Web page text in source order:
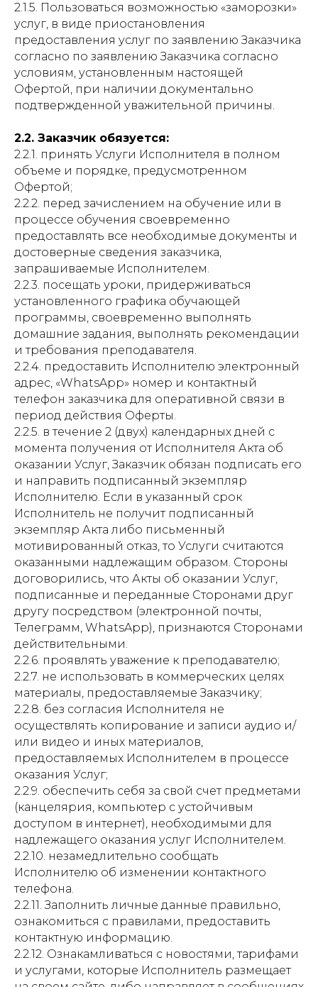
2.1.5. Пользоваться возможностью «заморозки»
услуг, в виде приостановления
предоставления услуг по заявлению Заказчика
согласно по заявлению Заказчика согласно
условиям, установленным настоящей
Офертой, при наличии документально
подтвержденной уважительной причины.
2.2. Заказчик обязуется:
2.2.1. принять Услуги Исполнителя в полном
объеме и порядке, предусмотренном
Офертой;
2.2.2. перед зачислением на обучение или в
процессе обучения своевременно
предоставлять все необходимые документы и
достоверные сведения заказчика,
запрашиваемые Исполнителем.
2.2.3. посещать уроки, придерживаться
установленного графика обучающей
программы, своевременно выполнять
домашние задания, выполнять рекомендации
и требования преподавателя.
2.2.4. предоставить Исполнителю электронный
адрес, «WhatsApp» номер и контактный
телефон заказчика для оперативной связи в
период действия Оферты.
2.2.5. в течение 2 (двух) календарных дней с
момента получения от Исполнителя Акта об
оказании Услуг, Заказчик обязан подписать его
и направить подписанный экземпляр
Исполнителю. Если в указанный срок
Исполнитель не получит подписанный
экземпляр Акта либо письменный
мотивированный отказ, то Услуги считаются
оказанными надлежащим образом. Стороны
договорились, что Акты об оказании Услуг,
подписанные и переданные Сторонами друг
другу посредством (электронной почты,
Телеграмм, WhatsApp), признаются Сторонами
действительными.
2.2.6. проявлять уважение к преподавателю;
2.2.7. не использовать в коммерческих целях
материалы, предоставляемые Заказчику;
2.2.8. без согласия Исполнителя не
осуществлять копирование и записи аудио и/
или видео и иных материалов,
предоставляемых Исполнителем в процессе
оказания Услуг;
2.2.9. обеспечить себя за свой счет предметами
(канцелярия, компьютер с устойчивым
доступом в интернет), необходимыми для
надлежащего оказания услуг Исполнителем.
2.2.10. незамедлительно сообщать
Исполнителю об изменении контактного
телефона.
2.2.11. Заполнить личные данные правильно,
ознакомиться с правилами, предоставить
контактную информацию.
2.2.12. Ознакамливаться с новостями, тарифами
и услугами, которые Исполнитель размещает